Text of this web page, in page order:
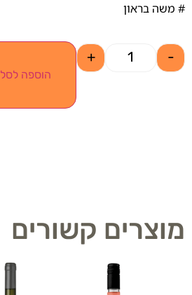
# משה בראון
-
+
הוספה לסל
מוצרים קשורים